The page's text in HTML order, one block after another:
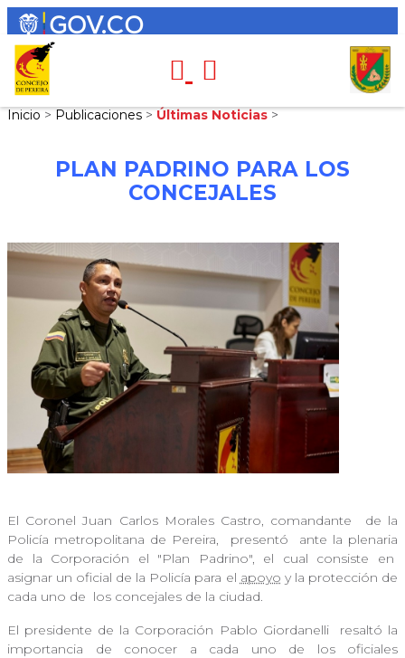
Inicio > Publicaciones > Últimas Noticias >
PLAN PADRINO PARA LOS
CONCEJALES
El Coronel Juan Carlos Morales Castro, comandante
de la
Policía metropolitana de Pereira, presentó
ante la plenaria
de la Corporación el "Plan Padrino", el cual consiste en
asignar un oficial de la Policía para el apoyo y la protección de
cada uno de los concejales de la ciudad.
El presidente de la Corporación Pablo Giordanelli
resaltó la
importancia de conocer a cada uno de los oficiales